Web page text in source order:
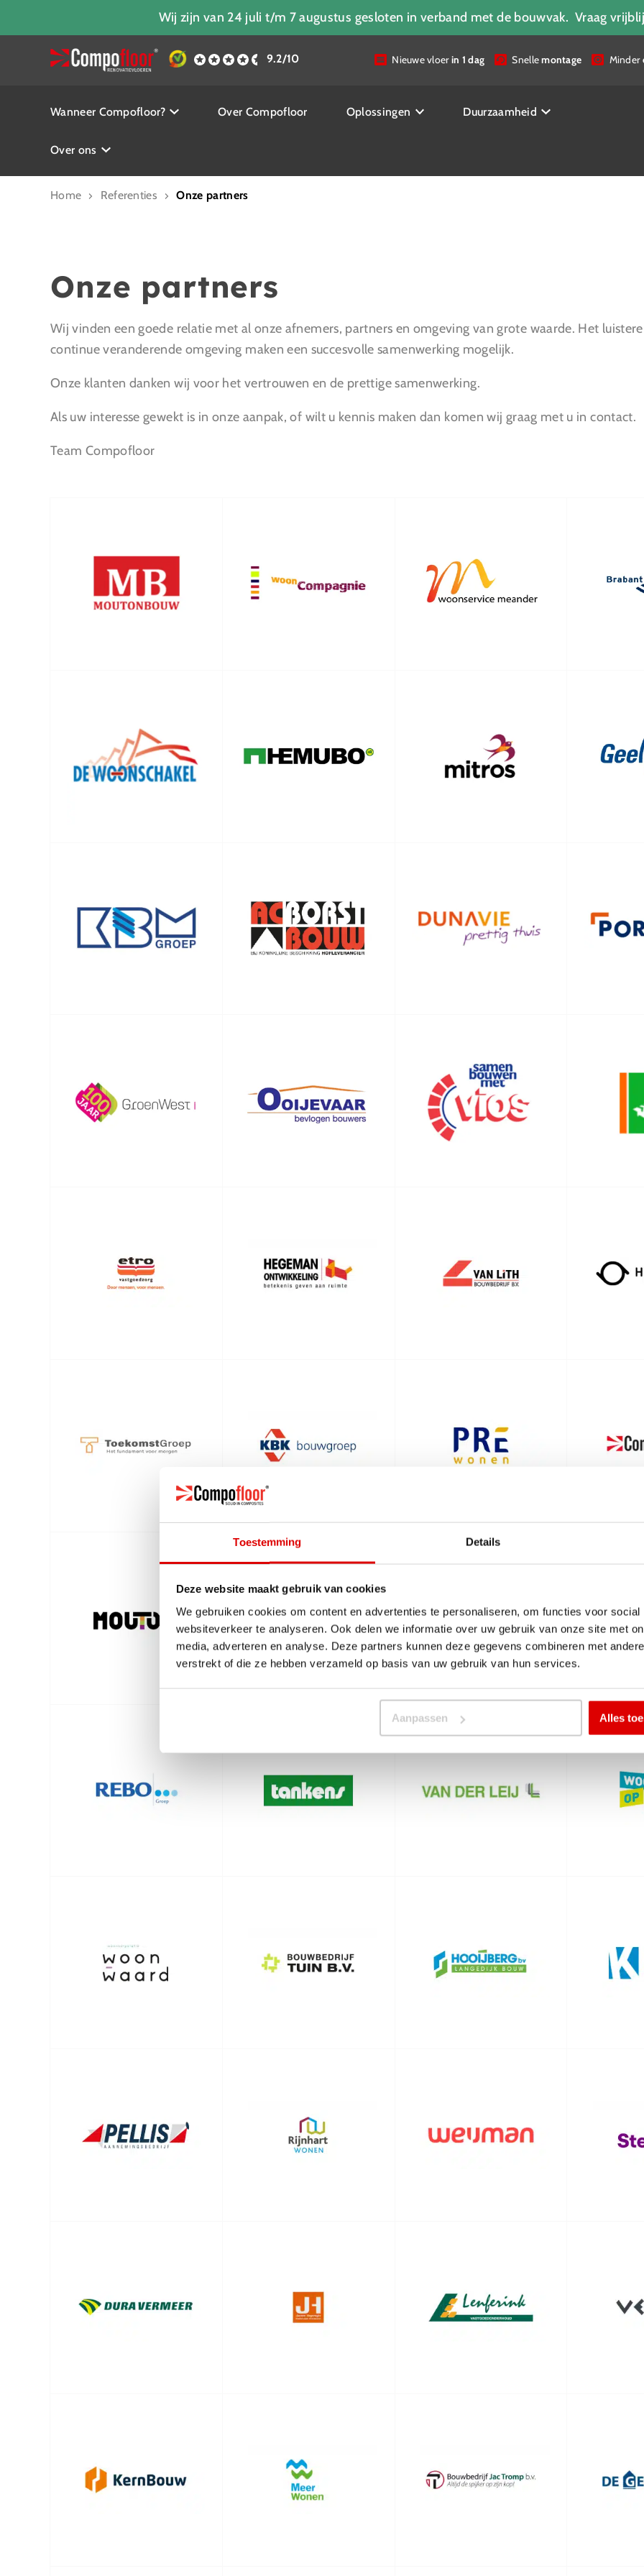
Toestemming Details
Deze website maakt gebruik van cookies
We gebruiken cookies om content en advertenties te personaliseren, om functies voor
websiteverkeer te analyseren. Ook delen we informatie over uw gebruik van onze site met
media, adverteren en analyse. Deze partners kunnen deze gegevens combineren met
verstrekt of die ze hebben verzameld op basis van uw gebruik van hun services.
Aanpassen Alles
Wij zijn van 24 juli t/m 7 augustus gesloten in verband met de bouwvak. Vraag
9.2/10 Nieuwe vloerin 1 dag Snellemontage Minder
Wanneer Compofloor? Over Compofloor Oplossingen Duurzaamheid
Over ons
Home Referenties Onze partners
Onze partners
Wij vinden een goede relatie met al onze afnemers, partners en omgeving van grote waarde. Het
continue veranderende omgeving maken een succesvolle samenwerking mogelijk.
Onze klanten danken wij voor het vertrouwen en de prettige samenwerking.
Als uw interesse gewekt is in onze aanpak, of wilt u kennis maken dan komen wij graag met u in contact.
Team Compofloor